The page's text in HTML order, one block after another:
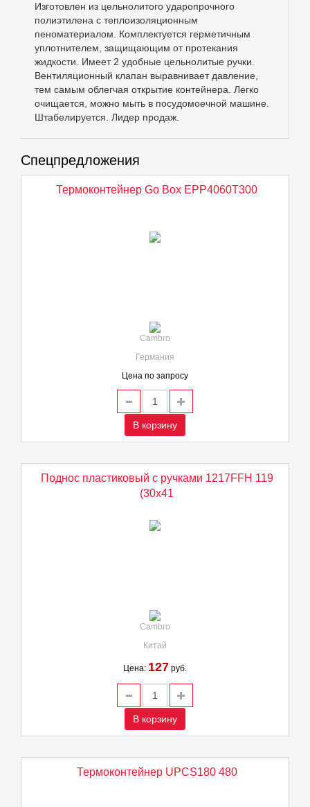
Изготовлен из цельнолитого ударопрочного
полиэтилена с теплоизоляционным
пеноматериалом. Комплектуется герметичным
уплотнителем, защищающим от протекания
жидкости. Имеет 2 удобные цельнолитые ручки.
Вентиляционный клапан выравнивает давление,
тем самым облегчая открытие контейнера. Легко
очищается, можно мыть в посудомоечной машине.
Штабелируется. Лидер продаж.
Спецпредложения
Термоконтейнер Go Box EPP4060T300
Cambro
Германия
Цена по запросу
В корзину
Поднос пластиковый с ручками 1217FFH 119
(30х41
Cambro
Китай
Цена: 127 руб.
В корзину
Термоконтейнер UPCS180 480